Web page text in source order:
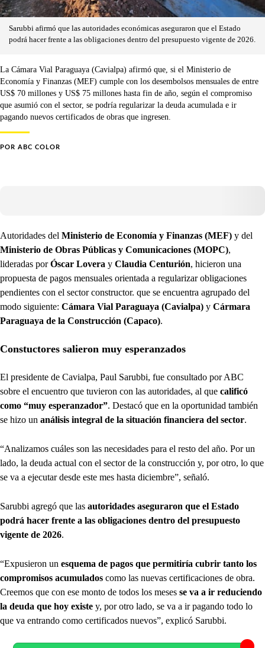
Sarubbi afirmó que las autoridades económicas aseguraron que el Estado
podrá hacer frente a las obligaciones dentro del presupuesto vigente de 2026.
La Cámara Vial Paraguaya (Cavialpa) afirmó que, si el Ministerio de
Economía y Finanzas (MEF) cumple con los desembolsos mensuales de entre
US$ 70 millones y US$ 75 millones hasta fin de año, según el compromiso
que asumió con el sector, se podría regularizar la deuda acumulada e ir
pagando nuevos certificados de obras que ingresen.
POR ABC COLOR
Autoridades del Ministerio de Economía y Finanzas (MEF) y del
Ministerio de Obras Públicas y Comunicaciones (MOPC),
lideradas porÓscar Lovera y Claudia Centurión, hicieron una
propuesta de pagos mensuales orientada a regularizar obligaciones
pendientes con el sector constructor. que se encuentra agrupado del
modo siguiente: Cámara Vial Paraguaya (Cavialpa) y Cármara
Paraguaya de la Construcción (Capaco).
Constuctores salieron muy esperanzados
El presidente de Cavialpa, Paul Sarubbi, fue consultado por ABC
sobre el encuentro que tuvieron con las autoridades, al que calificó
como “muy esperanzador”. Destacó que en la oportunidad también
se hizo un análisis integral de la situación financiera del sector.
“Analizamos cuáles son las necesidades para el resto del año. Por un
lado, la deuda actual con el sector de la construcción y, por otro, lo que
se va a ejecutar desde este mes hasta diciembre”, señaló.
Sarubbi agregó que las autoridades aseguraron que el Estado
podrá hacer frente a las obligaciones dentro del presupuesto
vigente de 2026.
“Expusieron un esquema de pagos que permitiría cubrir tanto los
compromisos acumulados como las nuevas certificaciones de obra.
Creemos que con ese monto de todos los meses se va a ir reduciendo
la deuda que hoy existe y, por otro lado, se va a ir pagando todo lo
que va entrando como certificados nuevos”, explicó Sarubbi.